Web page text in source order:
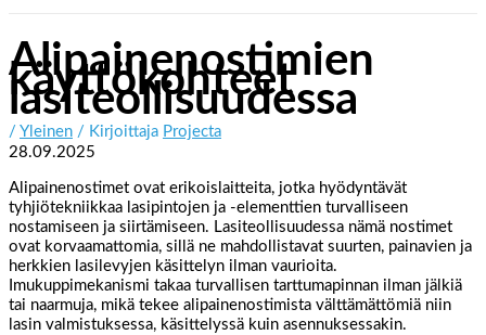
Alipainenostimien
käyttökohteet
lasiteollisuudessa
/ Yleinen / Kirjoittaja Projecta
28.09.2025
Alipainenostimet ovat erikoislaitteita, jotka hyödyntävät
tyhjiötekniikkaa lasipintojen ja -elementtien turvalliseen
nostamiseen ja siirtämiseen. Lasiteollisuudessa nämä nostimet
ovat korvaamattomia, sillä ne mahdollistavat suurten, painavien ja
herkkien lasilevyjen käsittelyn ilman vaurioita.
Imukuppimekanismi takaa turvallisen tarttumapinnan ilman jälkiä
tai naarmuja, mikä tekee alipainenostimista välttämättömiä niin
lasin valmistuksessa, käsittelyssä kuin asennuksessakin.